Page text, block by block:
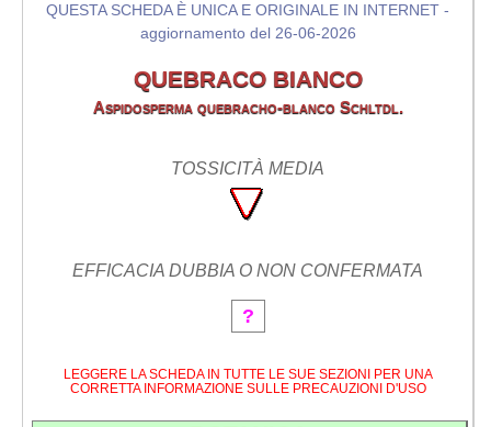
QUESTA SCHEDA È UNICA E ORIGINALE IN INTERNET -
aggiornamento del 26-06-2026
QUEBRACO BIANCO
Aspidosperma quebracho-blanco Schltdl.
TOSSICITÀ MEDIA
EFFICACIA DUBBIA O NON CONFERMATA
?
LEGGERE LA SCHEDA IN TUTTE LE SUE SEZIONI PER UNA
CORRETTA INFORMAZIONE SULLE PRECAUZIONI D'USO